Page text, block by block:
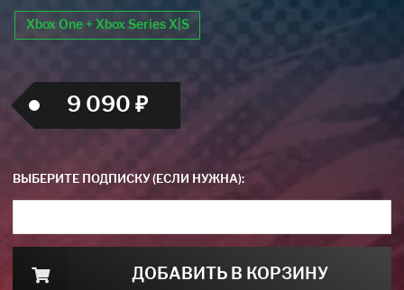
Xbox One + Xbox Series X|S
9 090 ₽
ВЫБЕРИТЕ ПОДПИСКУ (ЕСЛИ НУЖНА):
ДОБАВИТЬ В КОРЗИНУ